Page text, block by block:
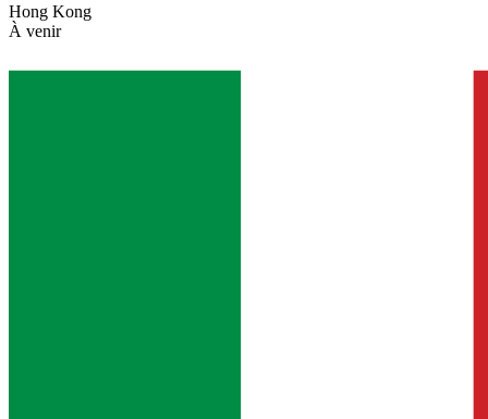
Hong Kong
À venir